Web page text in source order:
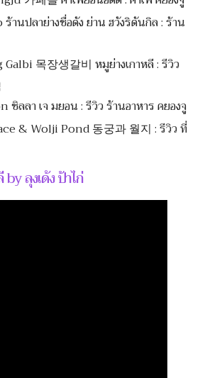
านปลาย่างชื่อดัง ย่าน ฮวังริดันกิล : ร้าน
목장생갈비 หมูย่างเกาหลี : รีวิว
ลลา เจ มยอน : รีวิว ร้านอาหาร คยองจู
& Wolji Pond 동궁과 월지 : รีวิว ที่
ลุงเด้ง ป้าไก่